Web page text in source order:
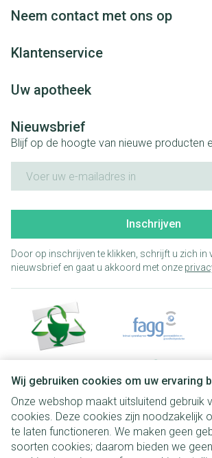
Wij gebruiken cookies om uw ervaring
Onze webshop maakt uitsluitend gebruik
cookies. Deze cookies zijn noodzakelijk
te laten functioneren. We maken geen
soorten cookies; daarom bieden we
Neem contact met ons op
Klantenservice
Uw apotheek
Nieuwsbrief
Blijf op de hoogte van nieuwe producten
Inschrijven
Door op inschrijven te klikken, schrijft u zich in
nieuwsbrief en gaat u akkoord met onze
Juridische links